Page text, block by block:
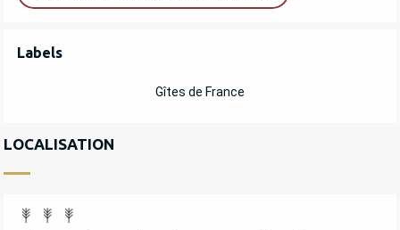
OFFRES DE PRESTATIONS
Labels
Labels
Gîtes de France
LOCALISATION